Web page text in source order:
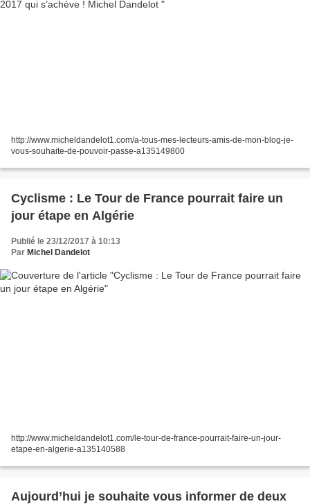
http://www.micheldandelot1.com/a-tous-mes-lecteurs-amis-de-mon-blog-je-
vous-souhaite-de-pouvoir-passe-a135149800
Cyclisme : Le Tour de France pourrait faire un
jour étape en Algérie
Publié le 23/12/2017 à 10:13
Par Michel Dandelot
http://www.micheldandelot1.com/le-tour-de-france-pourrait-faire-un-jour-
etape-en-algerie-a135140588
Aujourd’hui je souhaite vous informer de deux